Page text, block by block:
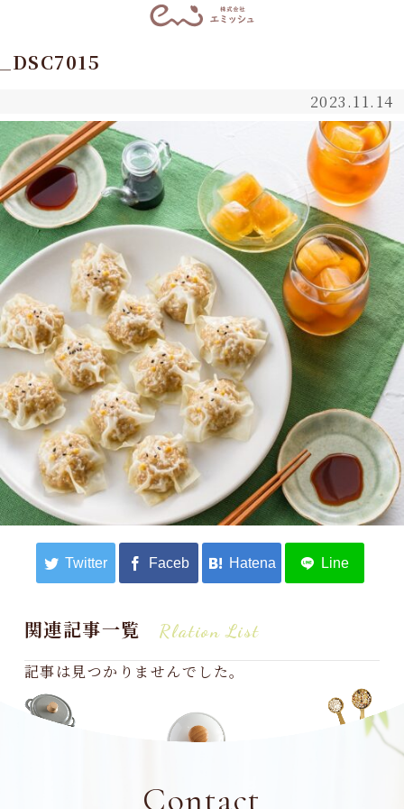
_DSC7015
2023.11.14
関連記事一覧 Rlation List
記事は見つかりませんでした。
Contact